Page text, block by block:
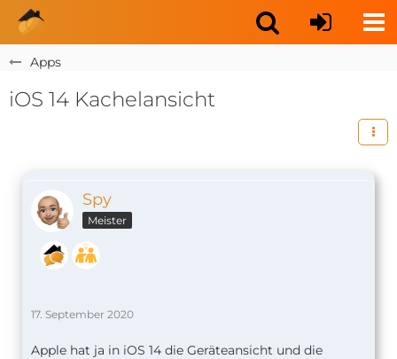
Apps
iOS 14 Kachelansicht
Spy
Meister
17. September 2020
Apple hat ja in iOS 14 die Geräteansicht und die